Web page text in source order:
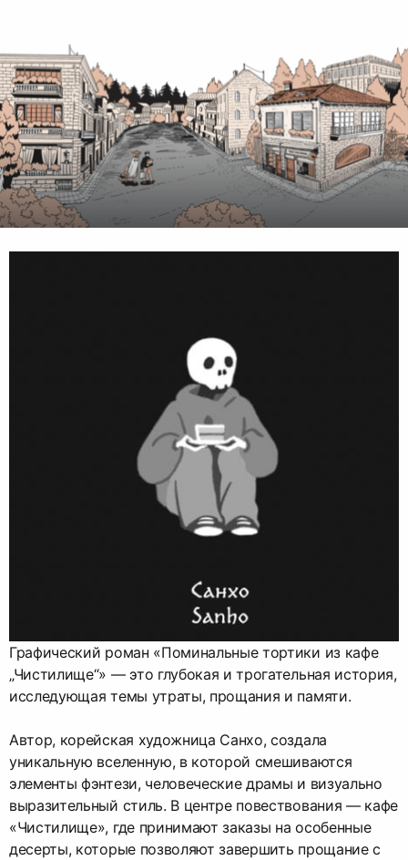
Графический роман «Поминальные тортики из кафе
„Чистилище“» — это глубокая и трогательная история,
исследующая темы утраты, прощания и памяти.
Автор, корейская художница Санхо, создала
уникальную вселенную, в которой смешиваются
элементы фэнтези, человеческие драмы и визуально
выразительный стиль. В центре повествования — кафе
«Чистилище», где принимают заказы на особенные
десерты, которые позволяют завершить прощание с